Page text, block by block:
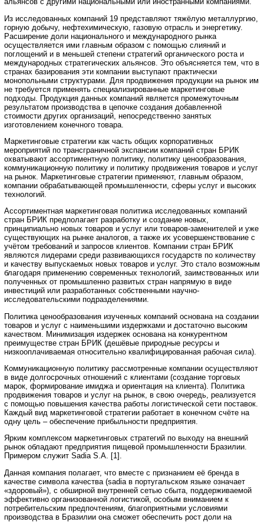
Из исследованных компаний 19 представляют тяжёлую металлургию,
горную добычу, нефтехимическую, газовую отрасль и энергетику.
Расширение доли национального и международного рынка
осуществляется ими главным образом с помощью слияний и
поглощений и в меньшей степени стратегий органического роста и
международных стратегических альянсов. Это объясняется тем, что в
странах базирования эти компании выступают практически
монопольными структурами. Для продвижения продукции на рынок им
не требуется применять специализированные маркетинговые
подходы. Продукция данных компаний является промежуточным
результатом производства в цепочке создания добавленной
стоимости других организаций, непосредственно занятых
изготовлением конечного товара.
Маркетинговые стратегии как часть общих корпоративных
мероприятий по трансграничной экспансии компаний стран БРИК
охватывают ассортиментную политику, политику ценообразования,
коммуникационную политику и политику продвижения товаров и услуг
на рынок. Маркетинговые стратегии применяют, главным образом,
компании обрабатывающей промышленности, сферы услуг и высоких
технологий.
Ассортиментная маркетинговая политика исследованных компаний
стран БРИК предполагает разработку и создание новых,
принципиально новых товаров и услуг или товаров-заменителей и уже
существующих на рынке аналогов, а также их усовершенствование с
учётом требований и запросов клиентов. Компании стран БРИК
являются лидерами среди развивающихся государств по количеству
и качеству выпускаемых новых товаров и услуг. Это стало возможным
благодаря применению современных технологий, заимствованных или
полученных от промышленно развитых стран напрямую в виде
инвестиций или разработанных собственными научно-
исследовательскими подразделениями.
Политика ценообразования изученных компаний основана на создании
товаров и услуг с наименьшими издержками и достаточно высоким
качеством. Минимизация издержек основана на конкурентном
преимуществе стран БРИК (дешёвые природные ресурсы и
низкооплачиваемая относительно квалифицированная рабочая сила).
Коммуникационную политику рассмотренные компании осуществляют
в виде долгосрочных отношений с клиентами (создание торговых
марок, формирование имиджа и ориентация на клиента). Политика
продвижения товаров и услуг на рынок, в свою очередь, реализуется
с помощью повышения качества работы логистической сети поставок.
Каждый вид маркетинговой стратегии работает в конечном счёте на
одну цель – обеспечение прибыльности предприятия.
Ярким комплексом маркетинговых стратегий по выходу на внешний
рынок обладают предприятия пищевой промышленности Бразилии.
Примером служит Sadia S.A. [1].
Данная компания полагает, что вместе с признанием её бренда в
качестве символа качества (sadia в португальском языке означает
«здоровый»), с обширной внутренней сетью сбыта, поддерживаемой
эффективно организованной логистикой, особым вниманием к
потребительским предпочтениям, благоприятными условиями
производства в Бразилии она сможет обеспечить рост доли на